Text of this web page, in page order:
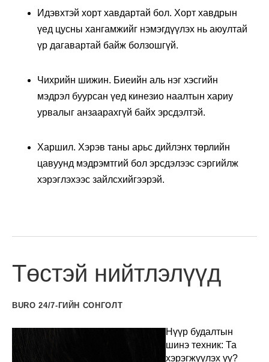
Идэвхтэй хорт хавдартай бол. Хорт хавдрын
үед цусны хангамжийг нэмэгдүүлэх нь аюултай
үр дагавартай байж болзошгүй.
Чихрийн шижин. Биеийн аль нэг хэсгийн
мэдрэл буурсан үед кинезио наалтын хариу
урвалыг анзаарахгүй байх эрсдэлтэй.
Харшил. Хэрэв таны арьс дийлэнх төрлийн
цавуунд мэдрэмтгий бол эрсдэлээс сэргийлж
хэрэглэхээс зайлсхийгээрэй.
Төстэй нийтлэлүүд
BURO 24/7-ГИЙН СОНГОЛТ
Нүүр будалтын
шинэ техник: Та
хэрэгжүүлэх үү?